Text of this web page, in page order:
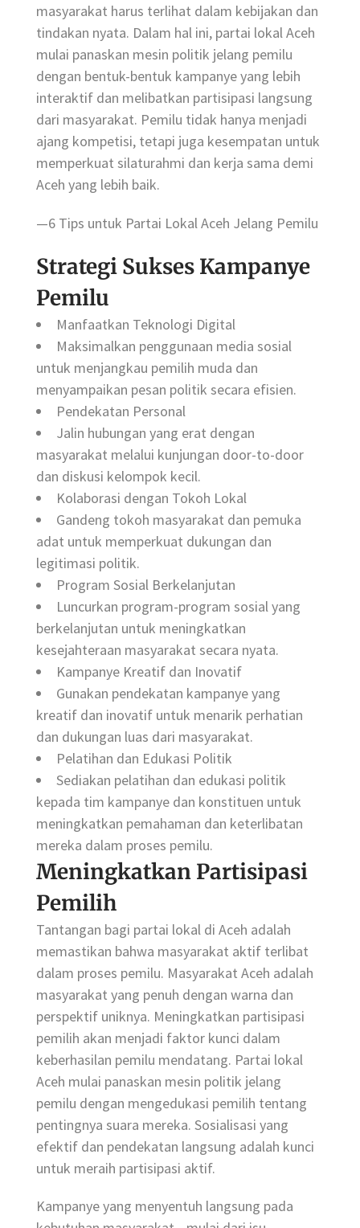
masyarakat harus terlihat dalam kebijakan dan
tindakan nyata. Dalam hal ini, partai lokal Aceh
mulai panaskan mesin politik jelang pemilu
dengan bentuk-bentuk kampanye yang lebih
interaktif dan melibatkan partisipasi langsung
dari masyarakat. Pemilu tidak hanya menjadi
ajang kompetisi, tetapi juga kesempatan untuk
memperkuat silaturahmi dan kerja sama demi
Aceh yang lebih baik.
—6 Tips untuk Partai Lokal Aceh Jelang Pemilu
Strategi Sukses Kampanye
Pemilu
Manfaatkan Teknologi Digital
Maksimalkan penggunaan media sosial
untuk menjangkau pemilih muda dan
menyampaikan pesan politik secara efisien.
Pendekatan Personal
Jalin hubungan yang erat dengan
masyarakat melalui kunjungan door-to-door
dan diskusi kelompok kecil.
Kolaborasi dengan Tokoh Lokal
Gandeng tokoh masyarakat dan pemuka
adat untuk memperkuat dukungan dan
legitimasi politik.
Program Sosial Berkelanjutan
Luncurkan program-program sosial yang
berkelanjutan untuk meningkatkan
kesejahteraan masyarakat secara nyata.
Kampanye Kreatif dan Inovatif
Gunakan pendekatan kampanye yang
kreatif dan inovatif untuk menarik perhatian
dan dukungan luas dari masyarakat.
Pelatihan dan Edukasi Politik
Sediakan pelatihan dan edukasi politik
kepada tim kampanye dan konstituen untuk
meningkatkan pemahaman dan keterlibatan
mereka dalam proses pemilu.
Meningkatkan Partisipasi
Pemilih
Tantangan bagi partai lokal di Aceh adalah
memastikan bahwa masyarakat aktif terlibat
dalam proses pemilu. Masyarakat Aceh adalah
masyarakat yang penuh dengan warna dan
perspektif uniknya. Meningkatkan partisipasi
pemilih akan menjadi faktor kunci dalam
keberhasilan pemilu mendatang. Partai lokal
Aceh mulai panaskan mesin politik jelang
pemilu dengan mengedukasi pemilih tentang
pentingnya suara mereka. Sosialisasi yang
efektif dan pendekatan langsung adalah kunci
untuk meraih partisipasi aktif.
Kampanye yang menyentuh langsung pada